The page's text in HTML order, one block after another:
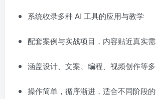
系统收录多种 AI 工具的应用与教学
配套案例与实战项目，内容贴近真实
涵盖设计、文案、编程、视频创作等
操作简单，循序渐进，适合不同阶段